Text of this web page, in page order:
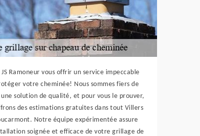
JS Ramoneur vous offrir un service impeccable
votre cheminée! Nous sommes fiers de
solution de qualité, et pour vous le prouver,
des estimations gratuites dans tout Villers
Notre équipe expérimentée assure
soignée et efficace de votre grillage de